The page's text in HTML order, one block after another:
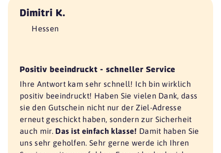
Dimitri K.
Hessen
Positiv beeindruckt - schneller Service
Ihre Antwort kam sehr schnell! Ich bin wirklich
positiv beeindruckt! Haben Sie vielen Dank, dass
sie den Gutschein nicht nur der Ziel-Adresse
erneut geschickt haben, sondern zur Sicherheit
auch mir. Das ist einfach klasse! Damit haben Sie
uns sehr geholfen. Sehr gerne werde ich Ihren